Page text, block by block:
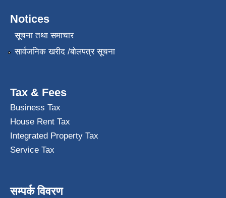
Notices
सूचना तथा समाचार
सार्वजनिक खरीद /बोलपत्र सूचना
Tax & Fees
Business Tax
House Rent Tax
Integrated Property Tax
Service Tax
सम्पर्क विवरण